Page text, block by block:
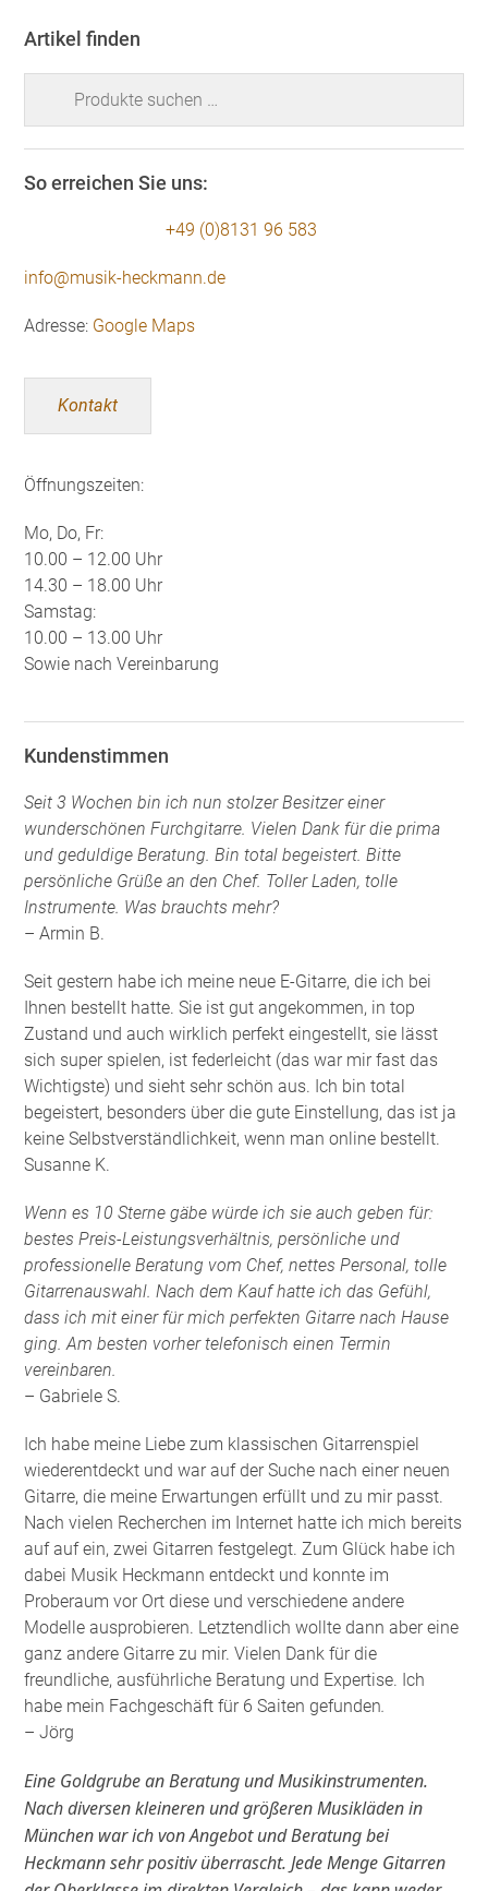
Artikel finden
So erreichen Sie uns:
+49 (0)8131 96 583
info@musik-heckmann.de
Adresse: Google Maps
Kontakt
Öffnungszeiten:
Mo, Do, Fr:
10.00 – 12.00 Uhr
14.30 – 18.00 Uhr
Samstag:
10.00 – 13.00 Uhr
Sowie nach Vereinbarung
Kundenstimmen
Seit 3 Wochen bin ich nun stolzer Besitzer einer
wunderschönen Furchgitarre. Vielen Dank für die prima
und geduldige Beratung. Bin total begeistert. Bitte
persönliche Grüße an den Chef. Toller Laden, tolle
Instrumente. Was brauchts mehr?
– Armin B.
Seit gestern habe ich meine neue E-Gitarre, die ich bei
Ihnen bestellt hatte. Sie ist gut angekommen, in top
Zustand und auch wirklich perfekt eingestellt, sie lässt
sich super spielen, ist federleicht (das war mir fast das
Wichtigste) und sieht sehr schön aus. Ich bin total
begeistert, besonders über die gute Einstellung, das ist ja
keine Selbstverständlichkeit, wenn man online bestellt.
Susanne K.
Wenn es 10 Sterne gäbe würde ich sie auch geben für:
bestes Preis-Leistungsverhältnis, persönliche und
professionelle Beratung vom Chef, nettes Personal, tolle
Gitarrenauswahl. Nach dem Kauf hatte ich das Gefühl,
dass ich mit einer für mich perfekten Gitarre nach Hause
ging. Am besten vorher telefonisch einen Termin
vereinbaren.
– Gabriele S.
Ich habe meine Liebe zum klassischen Gitarrenspiel
wiederentdeckt und war auf der Suche nach einer neuen
Gitarre, die meine Erwartungen erfüllt und zu mir passt.
Nach vielen Recherchen im Internet hatte ich mich bereits
auf auf ein, zwei Gitarren festgelegt. Zum Glück habe ich
dabei Musik Heckmann entdeckt und konnte im
Proberaum vor Ort diese und verschiedene andere
Modelle ausprobieren. Letztendlich wollte dann aber eine
ganz andere Gitarre zu mir. Vielen Dank für die
freundliche, ausführliche Beratung und Expertise. Ich
habe mein Fachgeschäft für 6 Saiten gefunden.
– Jörg
Eine Goldgrube an Beratung und Musikinstrumenten.
Nach diversen kleineren und größeren Musikläden in
München war ich von Angebot und Beratung bei
Heckmann sehr positiv überrascht. Jede Menge Gitarren